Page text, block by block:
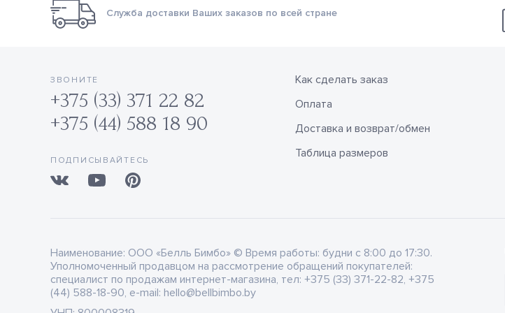
Служба доставки Ваших заказов по всей стране
ЗВОНИТЕ
+375 (33) 371 22 82
+375 (44) 588 18 90
ПОДПИСЫВАЙТЕСЬ
Как сделать заказ
Оплата
Доставка и возврат/обмен
Таблица размеров
Наименование: ООО «Белль Бимбо» © Время работы: будни с 8:00 до 17:30.
Уполномоченный продавцом на рассмотрение обращений покупателей:
специалист по продажам интернет-магазина, тел: +375 (33) 371-22-82, +375
(44) 588-18-90, e-mail: hello@bellbimbo.by